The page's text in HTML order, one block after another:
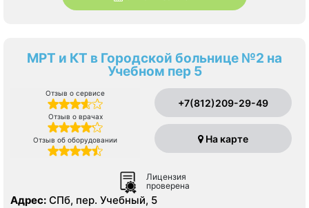
МРТ и КТ в Городской больнице №2 на
Учебном пер 5
Отзыв о сервисе
Отзыв о врачах
Отзыв об оборудовании
+7(812)209-29-49
На карте
Лицензия
проверена
Адрес: СПб, пер. Учебный, 5